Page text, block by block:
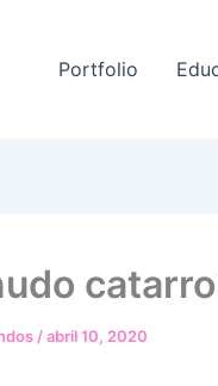
Portfolio
/abril 10, 2020